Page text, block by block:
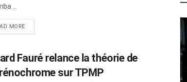
...
MOREDETAILS
Fauré relance la théorie de
sur TPMP